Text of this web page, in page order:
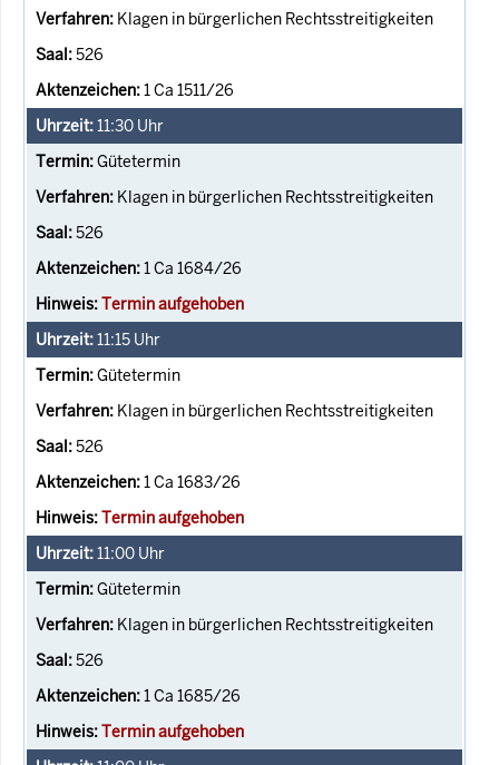
Klagen in bürgerlichen Rechtsstreitigkeiten
526
1 Ca 1511/26
11:30 Uhr
Gütetermin
Klagen in bürgerlichen Rechtsstreitigkeiten
526
1 Ca 1684/26
Termin aufgehoben
11:15 Uhr
Gütetermin
Klagen in bürgerlichen Rechtsstreitigkeiten
526
1 Ca 1683/26
Termin aufgehoben
11:00 Uhr
Gütetermin
Klagen in bürgerlichen Rechtsstreitigkeiten
526
1 Ca 1685/26
Termin aufgehoben